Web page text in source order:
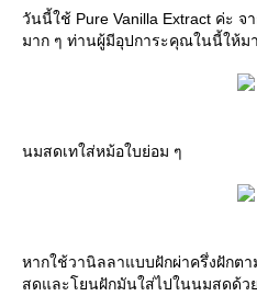
วันนี้ใช้ Pure Vanilla Extract ค่ะ จ
มาก ๆ ท่านผู้มีอุปการะคุณในนี้ให้มา
นมสดเทใส่หม้อใบย่อม ๆ
หากใช้วานิลลาแบบฝักผ่าครึ่งฝักต
สดและโยนฝักมันใส่ไปในนมสดด้ว